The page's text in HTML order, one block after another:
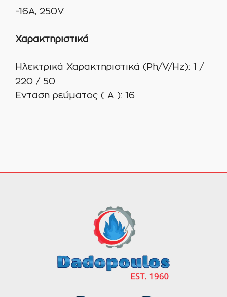
-16A, 250V.
Χαρακτηριστικά
Ηλεκτρικά Χαρακτηριστικά (Ph/V/Hz): 1 /
220 / 50
Ενταση ρεύματος ( Α ): 16